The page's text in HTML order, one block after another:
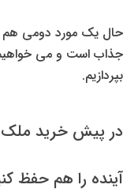
حال یک مورد دومی هم
جذاب است و می
بپردازیم.
در پیش خرید
آینده را هم حفظ